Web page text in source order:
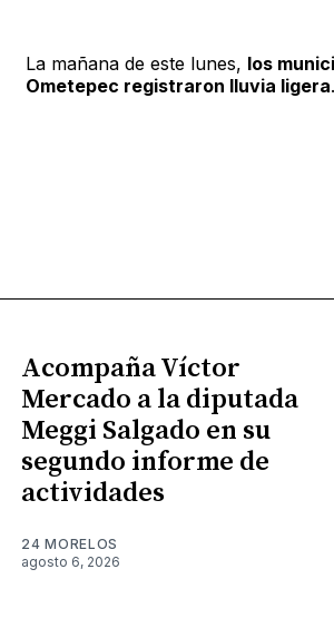
La mañana de este lunes, los
Ometepec registraron lluvia ligera.
Acompaña Víctor
Mercado a la diputada
Meggi Salgado en su
segundo informe de
actividades
24 MORELOS
agosto 6, 2026